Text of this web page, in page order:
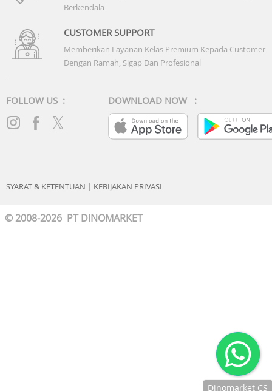
Berkendala
CUSTOMER SUPPORT
Memberikan Layanan Kelas Premium Kepada Customer
Dengan Ramah, Sigap Dan Profesional
FOLLOW US : DOWNLOAD NOW :
SYARAT & KETENTUAN | KEBIJAKAN PRIVASI
© 2008-2026 PT DINOMARKET
Dinomarket CS